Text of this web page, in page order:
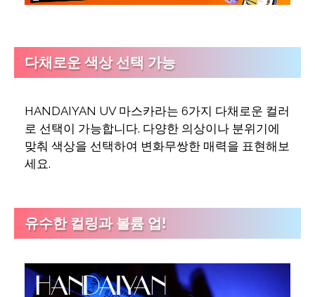
다채로운 색상 선택 가능
HANDAIYAN UV 마스카라는 6가지 다채로운 컬러
로 선택이 가능합니다. 다양한 의상이나 분위기에
맞춰 색상을 선택하여 변화무쌍한 매력을 표현해보
세요.
유수한 컬링과 볼륨 업!